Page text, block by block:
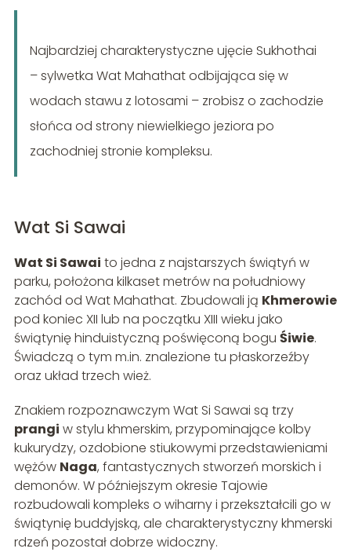
Najbardziej charakterystyczne ujęcie Sukhothai
– sylwetka Wat Mahathat odbijająca się w
wodach stawu z lotosami – zrobisz o zachodzie
słońca od strony niewielkiego jeziora po
zachodniej stronie kompleksu.
Wat Si Sawai
Wat Si Sawai to jedna z najstarszych świątyń w
parku, położona kilkaset metrów na południowy
zachód od Wat Mahathat. Zbudowali ją Khmerowie
pod koniec XII lub na początku XIII wieku jako
świątynię hinduistyczną poświęconą bogu Śiwie.
Świadczą o tym m.in. znalezione tu płaskorzeźby
oraz układ trzech wież.
Znakiem rozpoznawczym Wat Si Sawai są trzy
prangi w stylu khmerskim, przypominające kolby
kukurydzy, ozdobione stiukowymi przedstawieniami
wężów Naga, fantastycznych stworzeń morskich i
demonów. W późniejszym okresie Tajowie
rozbudowali kompleks o wiharny i przekształcili go w
świątynię buddyjską, ale charakterystyczny khmerski
rdzeń pozostał dobrze widoczny.